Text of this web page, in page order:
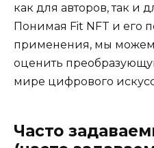
как для авторов, так и
Понимая Fit NFT и его
применения, мы можем
оценить
мире цифрового
Часто